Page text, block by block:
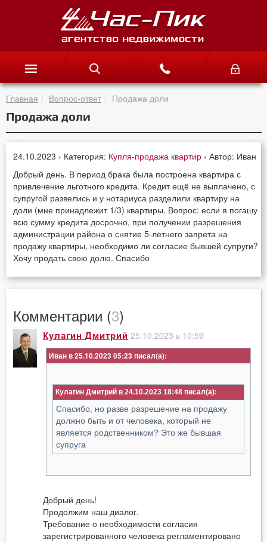
Главная Вопрос-ответ Продажа доли
Продажа доли
24.10.2023 › Категория: Купля-продажа квартир › Автор: Иван
Добрый день. В период брака была построена квартира с
привлечение льготного кредита. Кредит ещё не выплачено, с
супругой развелись и у нотариуса разделили квартиру на
доли (мне принадлежит 1/3) квартиры. Вопрос: если я погашу
всю сумму кредита досрочно, при получении разрешения
администрации района о снятие 5-летнего запрета на
продажу квартиры, необходимо ли согласие бывшей супруги?
Хочу продать свою долю. Спасибо
Комментарии (3)
Кулагин Дмитрий 25.10.2023 в 10:59
Иван в 25.10.2023 05:23
Кулагин Дмитрий в 24.10.2023 18:48
Спасибо, но разве разрешение на продажу
должно быть и от человека, который не
является родственником? Это же бывшая
супруга
Добрый день!
Продолжим наш диалог.
Требование о необходимости согласия
зарегистрированного человека регламентировано